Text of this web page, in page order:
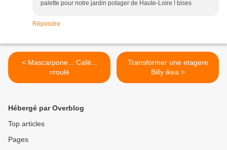
palette pour notre jardin potager de Haute-Loire ! bises
Répondre
< Mascarpone... Café...
=roulé
Transformer une etagere
Billy ikea >
Hébergé par Overblog
Top articles
Pages